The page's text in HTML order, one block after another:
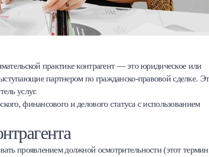
практике контрагент — это юридическое или
партнером по гражданско-правовой сделке.
услуг.
финансового и делового статуса с использованием
проявлением должной осмотрительности (этот термин